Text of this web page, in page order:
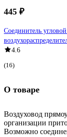
445 ₽
Соединитель
4.6
(16)
О товаре
Воздуховод
организации
Возможно